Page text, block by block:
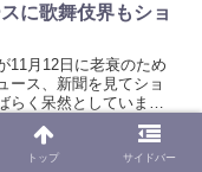
に歌舞伎界もショ
11月12日に老衰のため
ース、新聞を見てショ
らく呆然としていまし
重鎮を失ったことは大
のご冥福を祈りつつ、
偉業とご家族について
トップ サイドバー